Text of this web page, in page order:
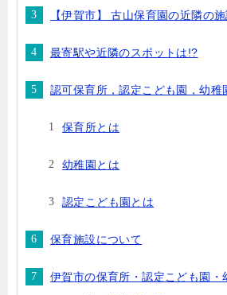
【伊賀市】 古山保育園の近隣の
最寄駅や近隣のスポットは!?
認可保育所，認定こども園，幼稚
保育所とは
幼稚園とは
認定こども園とは
保育施設について
伊賀市の保育所・認定こども園・